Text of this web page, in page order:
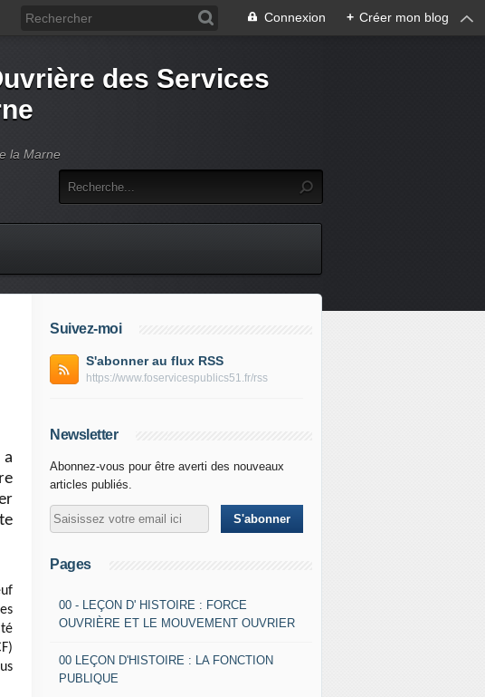
Connexion + Créer mon blog
des Services
la Marne
Suivez-moi
S'abonner au flux RSS
https://www.foservicespublics51.fr/rss
Newsletter
Abonnez-vous pour être averti des nouveaux
articles publiés.
Pages
00 - LEÇON D' HISTOIRE : FORCE
OUVRIÈRE ET LE MOUVEMENT OUVRIER
00 LEÇON D'HISTOIRE : LA FONCTION
PUBLIQUE